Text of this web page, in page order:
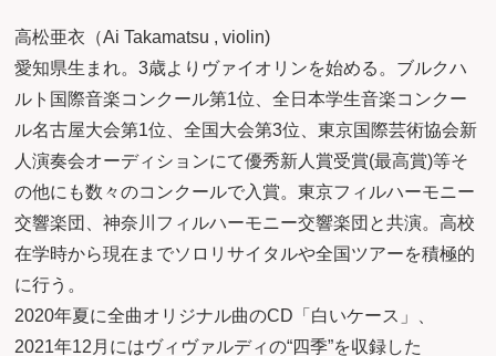
高松亜衣（Ai Takamatsu , violin)
愛知県生まれ。3歳よりヴァイオリンを始める。ブルクハ
ルト国際音楽コンクール第1位、全日本学生音楽コンクー
ル名古屋大会第1位、全国大会第3位、東京国際芸術協会新
人演奏会オーディションにて優秀新人賞受賞(最高賞)等そ
の他にも数々のコンクールで入賞。東京フィルハーモニー
交響楽団、神奈川フィルハーモニー交響楽団と共演。高校
在学時から現在までソロリサイタルや全国ツアーを積極的
に行う。
2020年夏に全曲オリジナル曲のCD「白いケース」、
2021年12月にはヴィヴァルディの“四季”を収録した